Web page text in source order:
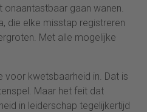
onaantastbaar gaan wanen.
die elke misstap registreren
Met alle mogelijke
voor kwetsbaarheid in. Dat is
Maar het feit dat
in leiderschap tegelijkertijd